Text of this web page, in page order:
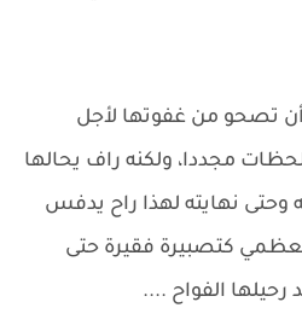
تصحو من غفوتها لأجل
مجددا، ولكنه راف يحالها
وحتى نهايته لهذا راح يدفس
كتصبيرة فقيرة حتى
الفواح ....